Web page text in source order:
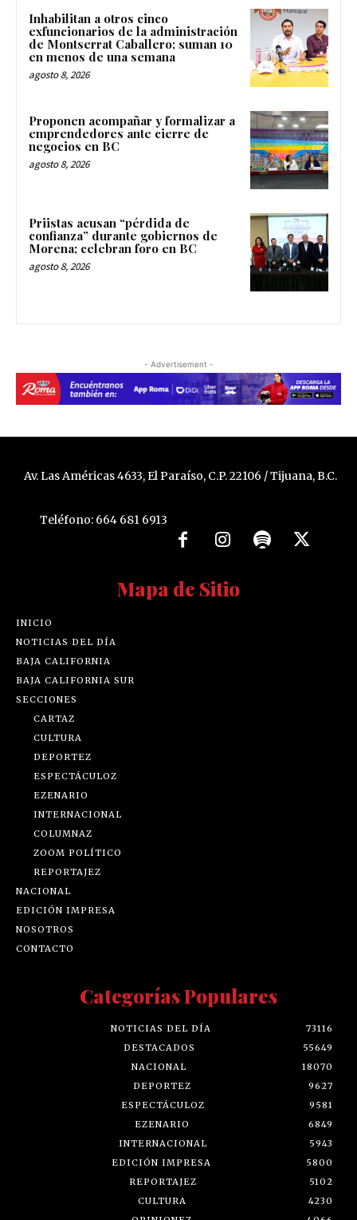
Inhabilitan a otros cinco
exfuncionarios de la administración
de Montserrat Caballero; suman 10
en menos de una semana
agosto 8, 2026
Proponen acompañar y formalizar a
emprendedores ante cierre de
negocios en BC
agosto 8, 2026
Priistas acusan “pérdida de
confianza” durante gobiernos de
Morena; celebran foro en BC
agosto 8, 2026
- Advertisement -
Av. Las Américas 4633, El Paraíso, C.P. 22106 / Tijuana, B.C.
Teléfono: 664 681 6913
Mapa de Sitio
INICIO
NOTICIAS DEL DÍA
BAJA CALIFORNIA
BAJA CALIFORNIA SUR
SECCIONES
CARTAZ
CULTURA
DEPORTEZ
ESPECTÁCULOZ
EZENARIO
INTERNACIONAL
COLUMNAZ
ZOOM POLÍTICO
REPORTAJEZ
NACIONAL
EDICIÓN IMPRESA
NOSOTROS
CONTACTO
Categorías Populares
NOTICIAS DEL DÍA
73116
DESTACADOS
55649
NACIONAL
18070
DEPORTEZ
9627
ESPECTÁCULOZ
9581
EZENARIO
6849
INTERNACIONAL
5943
EDICIÓN IMPRESA
5800
REPORTAJEZ
5102
CULTURA
4230